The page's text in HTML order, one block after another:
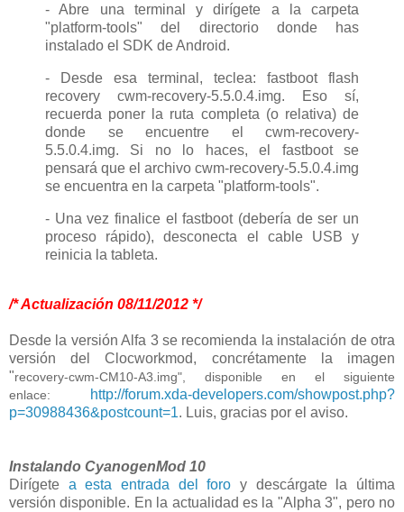
- Abre una terminal y dirígete a la carpeta
"platform-tools" del directorio donde has
instalado el SDK de Android.
- Desde esa terminal, teclea: fastboot flash
recovery cwm-recovery-5.5.0.4.img. Eso sí,
recuerda poner la ruta completa (o relativa) de
donde se encuentre el cwm-recovery-
5.5.0.4.img. Si no lo haces, el fastboot se
pensará que el archivo cwm-recovery-5.5.0.4.img
se encuentra en la carpeta "platform-tools".
- Una vez finalice el fastboot (debería de ser un
proceso rápido), desconecta el cable USB y
reinicia la tableta.
/* Actualización 08/11/2012 */
Desde la versión Alfa 3 se recomienda la instalación de otra
versión del Clocworkmod, concrétamente la imagen
"recovery-cwm-CM10-A3.img", disponible en el siguiente
enlace:
http://forum.xda-developers.com/showpost.php?
p=30988436&postcount=1. Luis, gracias por el aviso.
Instalando CyanogenMod 10
Dirígete a esta entrada del foro y descárgate la última
versión disponible. En la actualidad es la "Alpha 3", pero no